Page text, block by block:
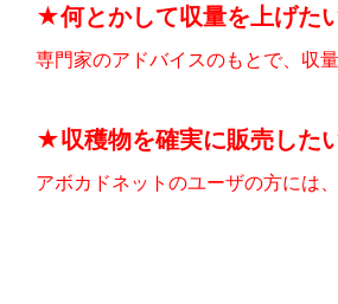
★何とかして収量を上げた
専門家のアドバイスのもとで、収
★収穫物を確実に販売した
アボカドネットのユーザの方には